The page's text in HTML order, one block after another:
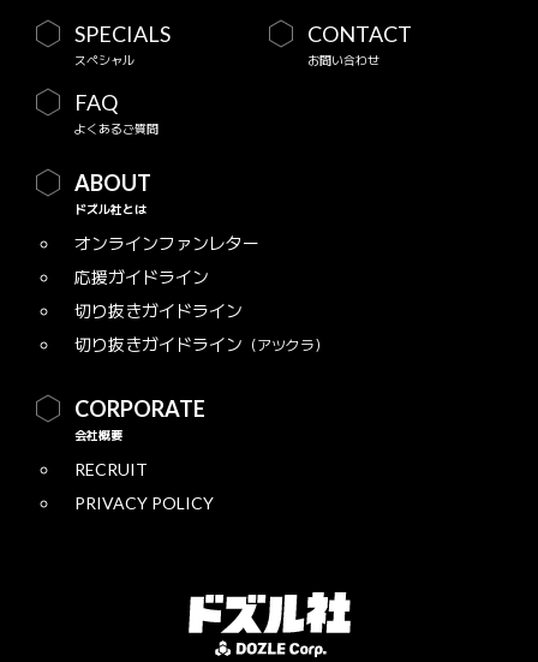
SPECIALS
スペシャル
CONTACT
お問い合わせ
FAQ
よくあるご質問
ABOUT
ドズル社とは
オンラインファンレター
応援ガイドライン
切り抜きガイドライン
切り抜きガイドライン （アツクラ）
CORPORATE
会社概要
RECRUIT
PRIVACY POLICY